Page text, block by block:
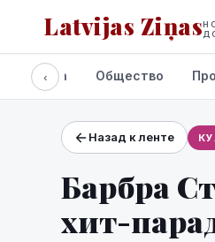
Latvijas Ziņas
Проекты и сервисы
‹
Экономика Общество
Назад к ленте
Барбра
хит-